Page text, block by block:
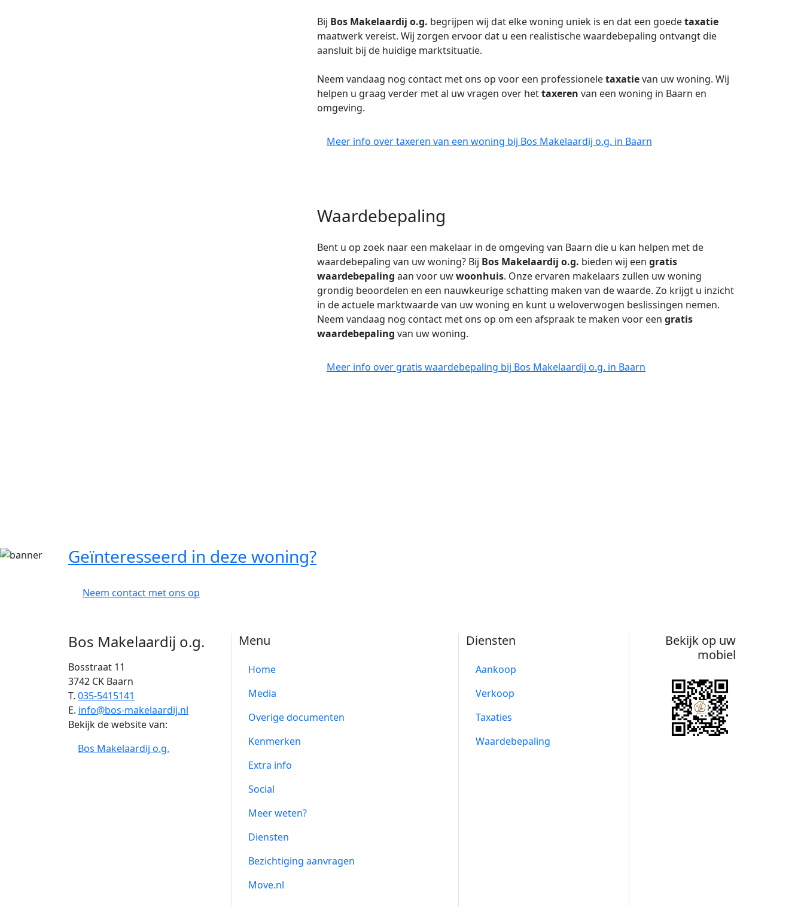
Bij Bos Makelaardij o.g. begrijpen wij dat elke woning uniek is en dat een goedetaxatie
maatwerk vereist. Wij zorgen ervoor dat u een realistische waardebepaling ontvangt die
aansluit bij de huidige marktsituatie.
Neem vandaag nog contact met ons op voor een professioneletaxatievan uw woning. Wij
helpen u graag verder met al uw vragen over hettaxeren van een woning in Baarn en
omgeving.
Meer info over taxeren van een woning bij Bos Makelaardij o.g. in Baarn
Waardebepaling
Bent u op zoek naar een makelaar in de omgeving van Baarn die u kan helpen met de
waardebepaling van uw woning? Bij Bos Makelaardij o.g. bieden wij een gratis
waardebepaling aan voor uwwoonhuis. Onze ervaren makelaars zullen uw woning
grondig beoordelen en een nauwkeurige schatting maken van de waarde. Zo krijgt u inzicht
in de actuele marktwaarde van uw woning en kunt u weloverwogen beslissingen nemen.
Neem vandaag nog contact met ons op om een afspraak te maken voor een gratis
waardebepaling van uw woning.
Meer info over gratis waardebepaling bij Bos Makelaardij o.g. in Baarn
Geïnteresseerd in deze woning?
Neem contact met ons op
Bos Makelaardij o.g.
Bosstraat 11
3742 CK Baarn
T. 035-5415141
E. info@bos-makelaardij.nl
Bekijk de website van:
Bos Makelaardij o.g.
Menu
Home
Media
Overige documenten
Kenmerken
Extra info
Social
Meer weten?
Diensten
Bezichtiging aanvragen
Move.nl
Diensten
Aankoop
Verkoop
Taxaties
Waardebepaling
Bekijk op uw
mobiel